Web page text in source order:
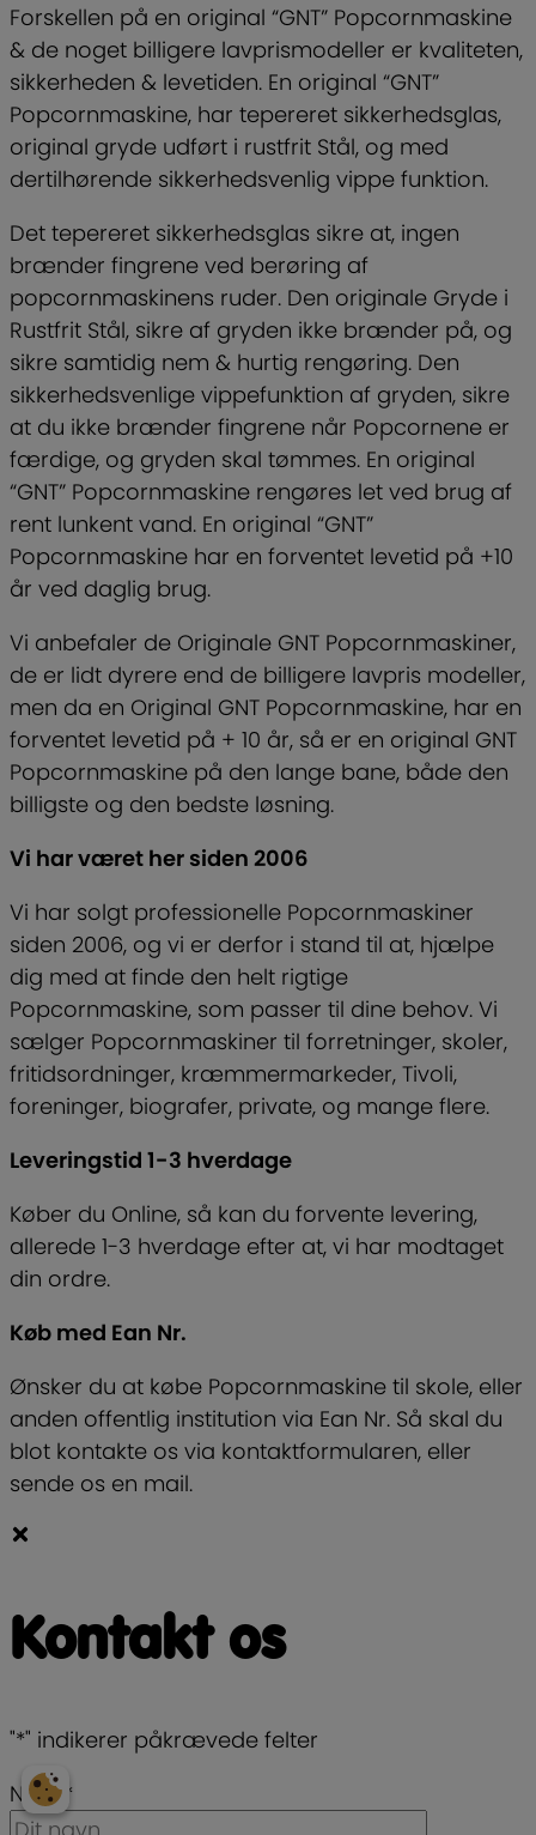
Forskellen på en original “GNT” Popcornmaskine
& de noget billigere lavprismodeller er kvaliteten,
sikkerheden & levetiden. En original “GNT”
Popcornmaskine, har tepereret sikkerhedsglas,
original gryde udført i rustfrit Stål, og med
dertilhørende sikkerhedsvenlig vippe funktion.
Det tepereret sikkerhedsglas sikre at, ingen
brænder fingrene ved berøring af
popcornmaskinens ruder. Den originale Gryde i
Rustfrit Stål, sikre af gryden ikke brænder på, og
sikre samtidig nem & hurtig rengøring. Den
sikkerhedsvenlige vippefunktion af gryden, sikre
at du ikke brænder fingrene når Popcornene er
færdige, og gryden skal tømmes. En original
“GNT” Popcornmaskine rengøres let ved brug af
rent lunkent vand. En original “GNT”
Popcornmaskine har en forventet levetid på +10
år ved daglig brug.
Vi anbefaler de Originale GNT Popcornmaskiner,
de er lidt dyrere end de billigere lavpris modeller,
men da en Original GNT Popcornmaskine, har en
forventet levetid på + 10 år, så er en original GNT
Popcornmaskine på den lange bane, både den
billigste og den bedste løsning.
Vi har været her siden 2006
Vi har solgt professionelle Popcornmaskiner
siden 2006, og vi er derfor i stand til at, hjælpe
dig med at finde den helt rigtige
Popcornmaskine, som passer til dine behov. Vi
sælger Popcornmaskiner til forretninger, skoler,
fritidsordninger, kræmmermarkeder, Tivoli,
foreninger, biografer, private, og mange flere.
Leveringstid 1-3 hverdage
Køber du Online, så kan du forvente levering,
allerede 1-3 hverdage efter at, vi har modtaget
din ordre.
Køb med Ean Nr.
Ønsker du at købe Popcornmaskine til skole, eller
anden offentlig institution via Ean Nr. Så skal du
blot kontakte os via kontaktformularen, eller
sende os en mail.
Kontakt os
"*" indikerer påkrævede felter
Navn *